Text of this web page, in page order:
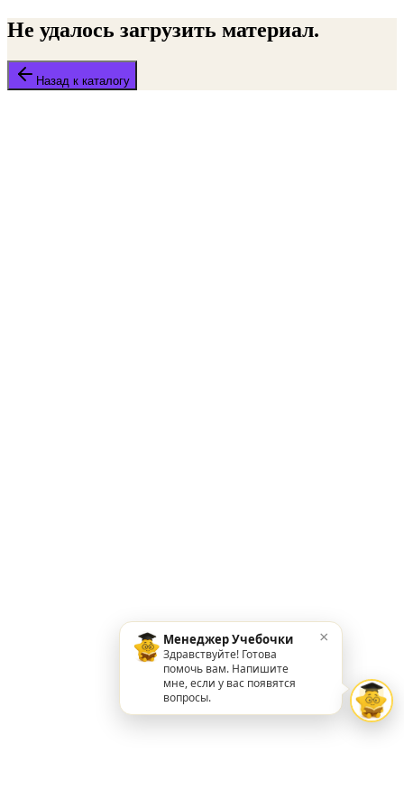
Не удалось загрузить материал.
Назад к каталогу
Менеджер Учебочки
Здравствуйте! Готова
помочь вам. Напишите
мне, если у вас появятся
вопросы.
×